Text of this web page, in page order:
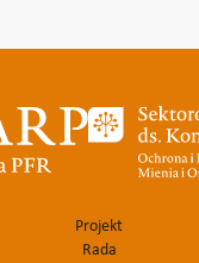
Projekt
Rada